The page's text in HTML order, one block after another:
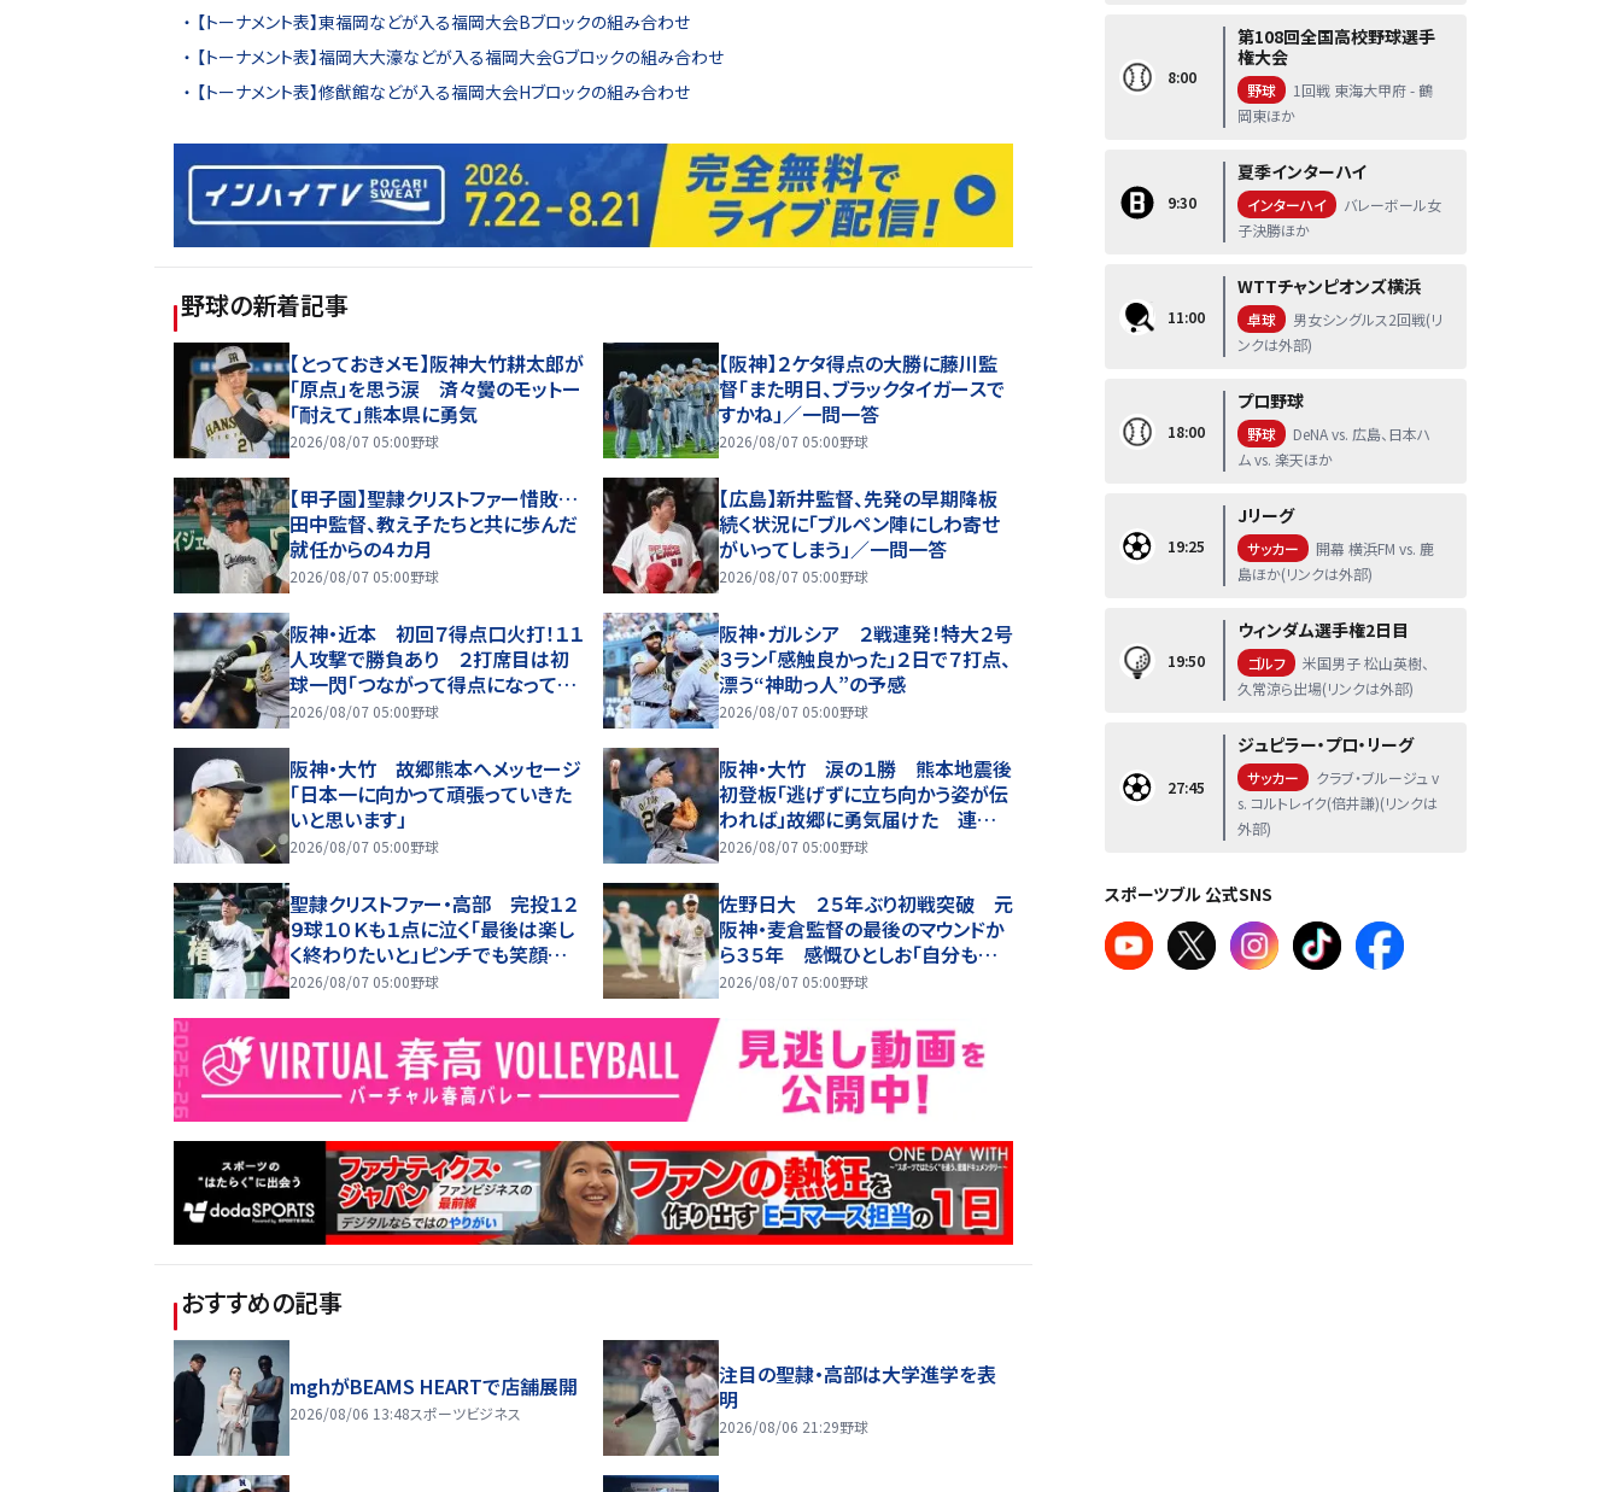
【トーナメント表】東福岡などが入る福岡大会Bブロックの組み合わせ
【トーナメント表】福岡大大濠などが入る福岡大会Gブロックの組み合わせ
【トーナメント表】修猷館などが入る福岡大会Hブロックの組み合わせ
野球の新着記事
【とっておきメモ】阪神大竹耕太郎が
「原点」を思う涙 済々黌のモットー
「耐えて」熊本県に勇気
2026/08/07 05:00野球
【阪神】２ケタ得点の大勝に藤川監
督「また明日、ブラックタイガースで
すかね」／一問一答
2026/08/07 05:00野球
【甲子園】聖隷クリストファー惜敗…
田中監督、教え子たちと共に歩んだ
就任からの４カ月
2026/08/07 05:00野球
【広島】新井監督、先発の早期降板
続く状況に「ブルペン陣にしわ寄せ
がいってしまう」／一問一答
2026/08/07 05:00野球
阪神・近本 初回７得点口火打！１１
人攻撃で勝負あり ２打席目は初
球一閃「つながって得点になってよ
かった」
2026/08/07 05:00野球
阪神・ガルシア ２戦連発！特大２号
３ラン「感触良かった」２日で７打点、
漂う“神助っ人”の予感
2026/08/07 05:00野球
阪神・大竹 故郷熊本へメッセージ
「日本一に向かって頑張っていきた
いと思います」
2026/08/07 05:00野球
阪神・大竹 涙の１勝 熊本地震後
初登板「逃げずに立ち向かう姿が伝
われば」故郷に勇気届けた 連敗
止めて今季４勝目
2026/08/07 05:00野球
聖隷クリストファー・高部 完投１２
９球１０Ｋも１点に泣く「最後は楽し
く終わりたいと」ピンチでも笑顔貫
いた
2026/08/07 05:00野球
佐野日大 ２５年ぶり初戦突破 元
阪神・麦倉監督の最後のマウンドか
ら３５年 感慨ひとしお「自分ももっ
とやりたかった」
2026/08/07 05:00野球
おすすめの記事
mghがBEAMS HEARTで店舗展開
2026/08/06 13:48スポーツビジネス
注目の聖隷・高部は大学進学を表
明
2026/08/06 21:29野球
8:00
第108回全国高校野球選手
権大会
野球
1回戦 東海大甲府 - 鶴
岡東ほか
9:30
夏季インターハイ
インターハイ
バレーボール女
子決勝ほか
11:00
WTTチャンピオンズ横浜
卓球
男女シングルス2回戦(リ
ンクは外部)
18:00
プロ野球
野球
DeNA vs. 広島、日本ハ
ム vs. 楽天ほか
19:25
Jリーグ
サッカー
開幕 横浜FM vs. 鹿
島ほか(リンクは外部)
19:50
ウィンダム選手権2日目
ゴルフ
米国男子 松山英樹、
久常涼ら出場(リンクは外部)
27:45
ジュピラー・プロ・リーグ
サッカー
クラブ・ブルージュ v
s. コルトレイク(倍井謙)(リンクは
外部)
スポーツブル 公式SNS